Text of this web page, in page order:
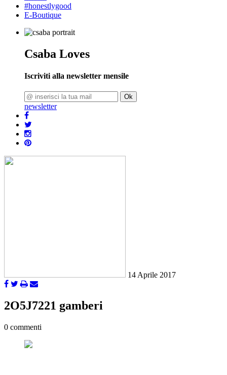
#honestlygood
E-Boutique
Csaba Loves
Iscriviti alla newsletter mensile
Ok
newsletter
14 Aprile 2017
2O5J7221 gamberi
0 commenti